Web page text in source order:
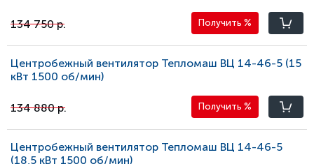
134 750 р. Получить %
Центробежный вентилятор Тепломаш ВЦ 14-46-5 (15
кВт 1500 oб/мин)
134 880 р. Получить %
Центробежный вентилятор Тепломаш ВЦ 14-46-5
(18,5 кВт 1500 oб/мин)